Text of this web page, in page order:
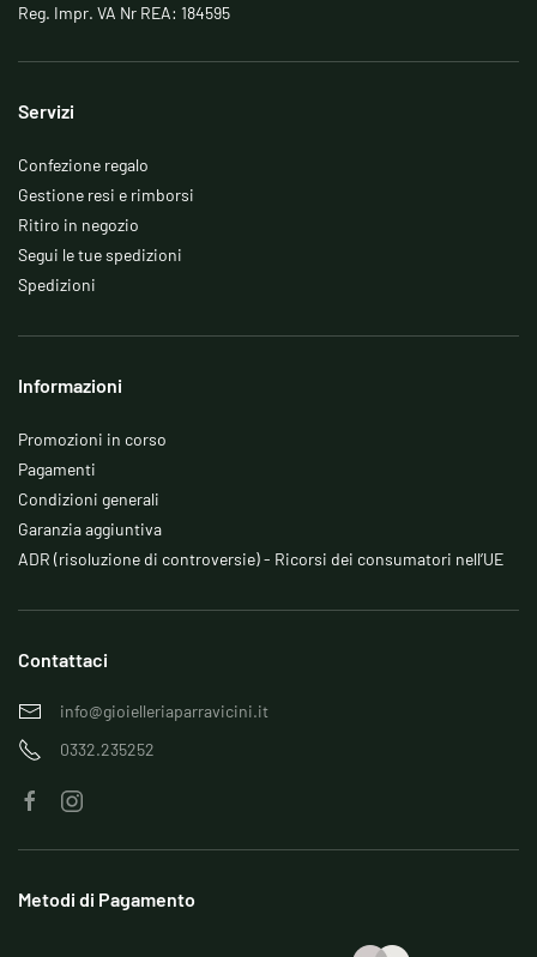
Reg. Impr. VA Nr REA: 184595
Servizi
Confezione regalo
Gestione resi e rimborsi
Ritiro in negozio
Segui le tue spedizioni
Spedizioni
Informazioni
Promozioni in corso
Pagamenti
Condizioni generali
Garanzia aggiuntiva
ADR (risoluzione di controversie) - Ricorsi dei consumatori nell’UE
Contattaci
info@gioielleriaparravicini.it
0332.235252
Metodi di Pagamento